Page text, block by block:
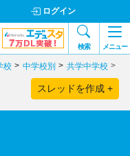
ログイン
検索 メニュー
校 中学校別 共学中学校
スレッドを作成 +